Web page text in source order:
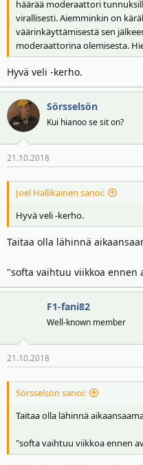
häärää moderaattori
virallisesti. Aiemminkin on
väärinkäyttämisestä sen
moderaattorina olemisesta.
Hyvä veli -kerho.
Sörsselsön
Kui hianoo se sit on?
21.10.2018
Joel Hallikainen sanoi:
Hyvä veli -kerho.
Taitaa olla lähinnä
"softa vaihtuu viikkoa ennen
F1-fani82
Well-known member
21.10.2018
Sörsselsön sanoi:
Taitaa olla lähinnä
"softa vaihtuu viikkoa ennen